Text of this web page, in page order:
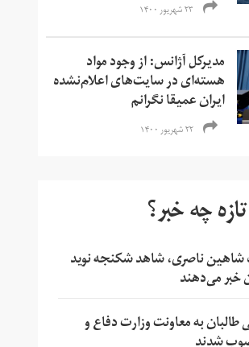
۲۳ شهریور ۱۴۰۰
مدیرکل آژانس: از وجود مواد
هسته‌ای در سایت‌های اعلام‌نشده
ایران عمیقا نگرانم
۲۲ شهریور ۱۴۰۰
تازه چه خبر؟
شاهین ناصری، شاهد شکنجه نوید
خبر می‌دهند
طالبان به معاونت وزارت دفاع و